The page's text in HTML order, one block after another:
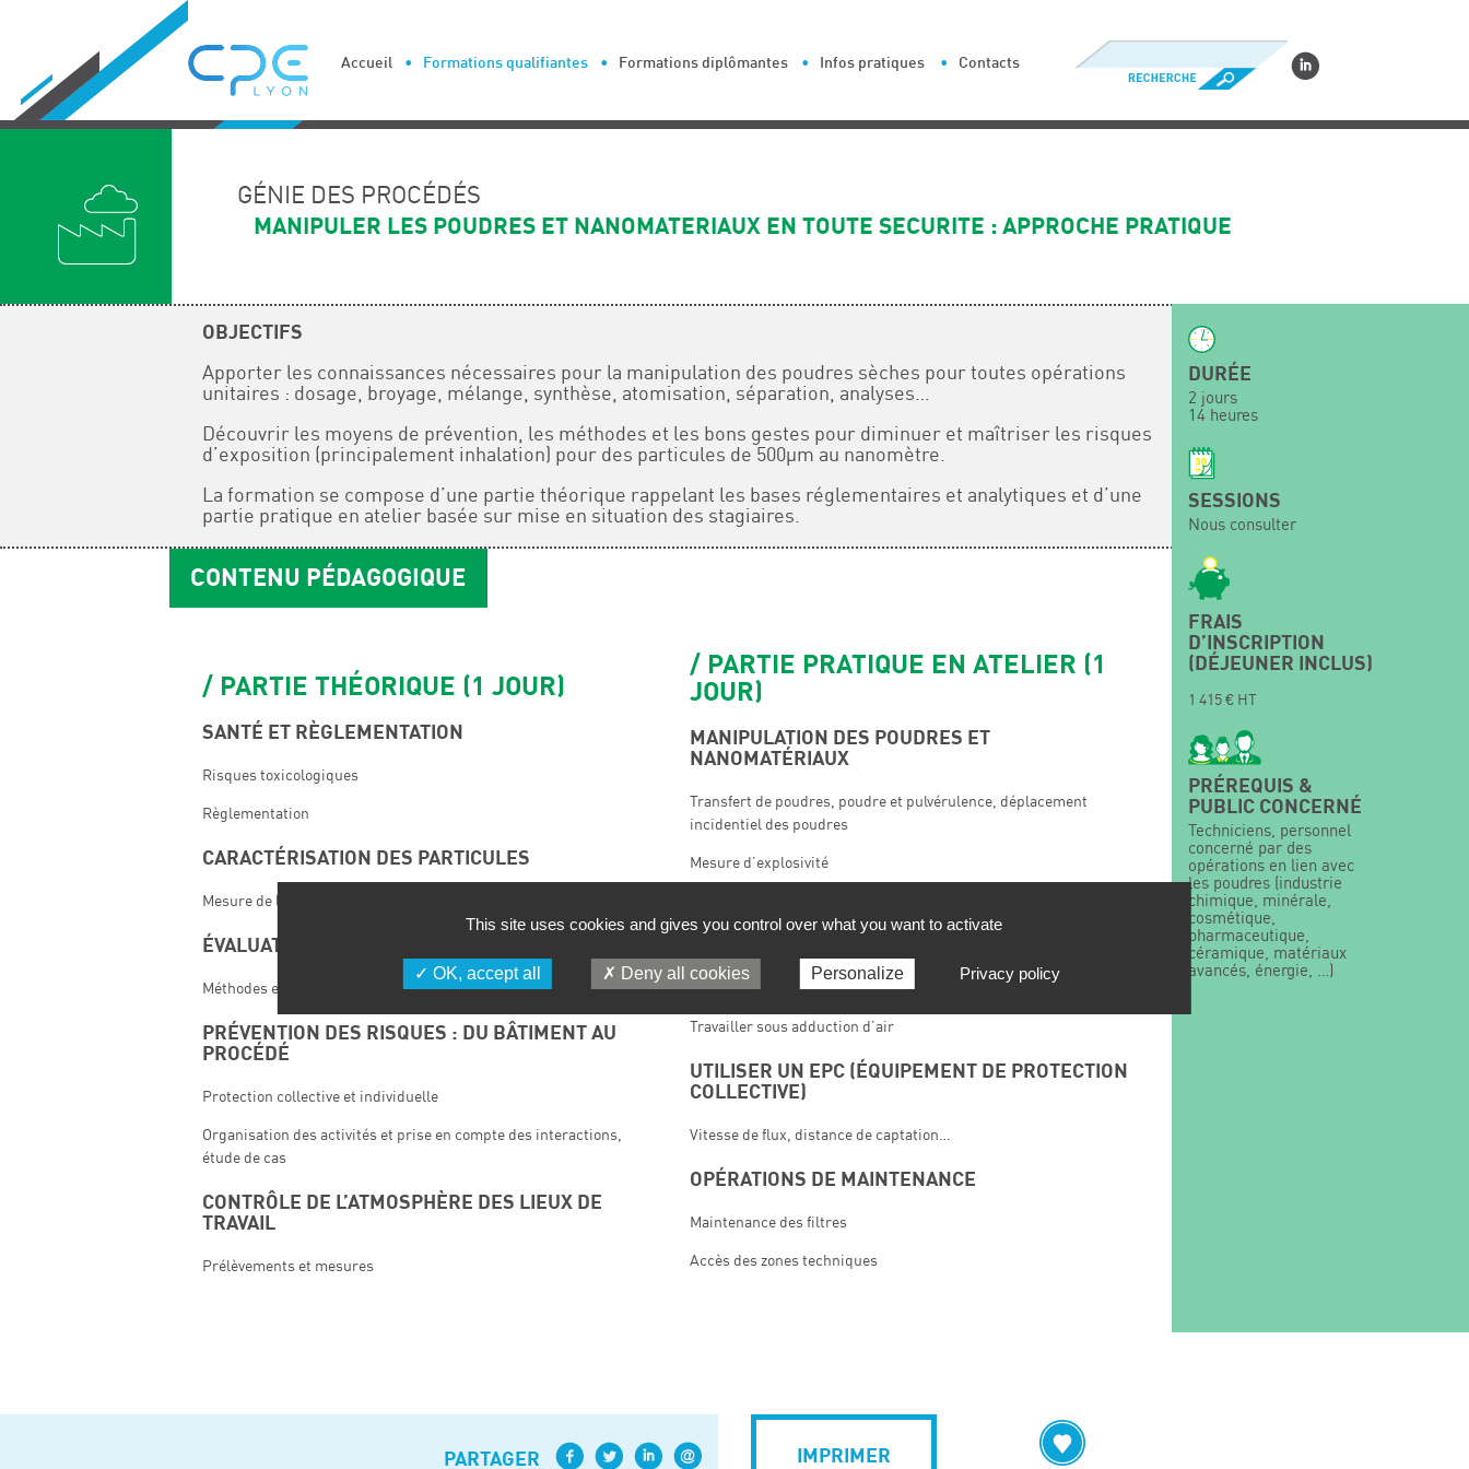
Accueil Formations qualifiantes Formations diplômantes Infos pratiques Contacts
GÉNIE DES PROCÉDÉS
MANIPULER LES POUDRES ET NANOMATERIAUX EN TOUTE SECURITE : APPROCHE PRATIQUE
DURÉE
2 jours
14 heures
SESSIONS
Nous consulter
FRAIS
D’INSCRIPTION
(DÉJEUNER INCLUS)
1 415 € HT
PRÉREQUIS &
PUBLIC CONCERNÉ
Techniciens, personnel
concerné par des
opérations en lien avec
les poudres (industrie
chimique, minérale,
cosmétique,
pharmaceutique,
céramique, matériaux
avancés, énergie, …)
OBJECTIFS
Apporter les connaissances nécessaires pour la manipulation des poudres sèches pour toutes opérations
unitaires : dosage, broyage, mélange, synthèse, atomisation, séparation, analyses…
Découvrir les moyens de prévention, les méthodes et les bons gestes pour diminuer et maîtriser les risques
d’exposition (principalement inhalation) pour des particules de 500µm au nanomètre.
La formation se compose d’une partie théorique rappelant les bases réglementaires et analytiques et d’une
partie pratique en atelier basée sur mise en situation des stagiaires.
CONTENU PÉDAGOGIQUE
PARTIE THÉORIQUE (1 JOUR)
SANTÉ ET RÈGLEMENTATION
Risques toxicologiques
Règlementation
CARACTÉRISATION DES PARTICULES
Mesure de la taille, pulvérulence, explosivité
ÉVALUATION DES RISQUES
Méthodes et études de cas
PRÉVENTION DES RISQUES : DU BÂTIMENT AU
PROCÉDÉ
Protection collective et individuelle
Organisation des activités et prise en compte des interactions,
étude de cas
CONTRÔLE DE L’ATMOSPHÈRE DES LIEUX DE
TRAVAIL
Prélèvements et mesures
PARTIE PRATIQUE EN ATELIER (1
JOUR)
MANIPULATION DES POUDRES ET
NANOMATÉRIAUX
Transfert de poudres, poudre et pulvérulence, déplacement
incidentiel des poudres
Mesure d’explosivité
Porter un masque
Travailler sous adduction d’air
UTILISER UN EPC (ÉQUIPEMENT DE PROTECTION
COLLECTIVE)
Vitesse de flux, distance de captation…
OPÉRATIONS DE MAINTENANCE
Maintenance des filtres
Accès des zones techniques
PARTAGER IMPRIMER
Cookies management panel
This site uses cookies and gives you control over what you want to activate
OK, accept all Deny all cookies Personalize Privacy policy